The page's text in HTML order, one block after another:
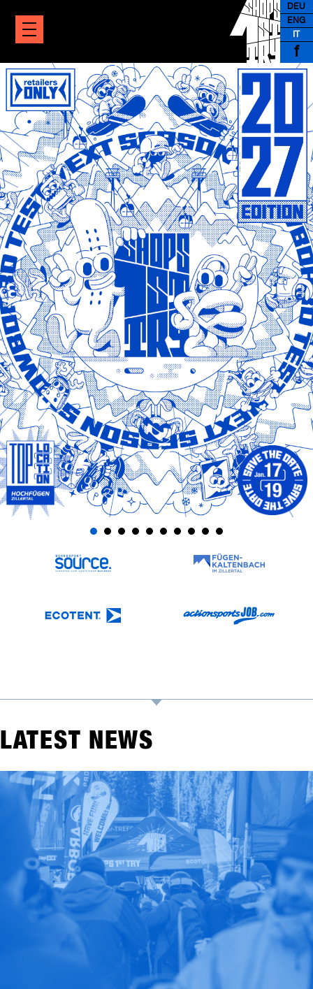
DEU
ENG
f
LATEST NEWS